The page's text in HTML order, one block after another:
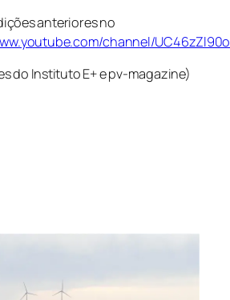
anteriores no
channel/
do Instituto E+ e pv-magazine)